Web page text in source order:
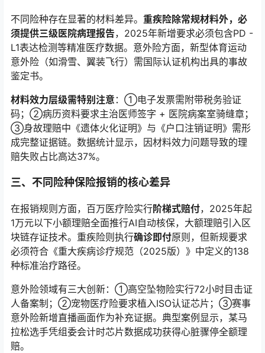
不同险种存在显著的材料差异。 重疾险除常规材料外，必
须提供三级医院病理报告，2025年新增要求必须包含PD -
L1表达检测等精准医疗数据。意外险方面，新型体育运动
意外险（如滑雪、翼装飞行）需国际认证机构出具的事故
鉴定书。
材料效力层级需特别注意 ：①电子发票需附带税务验证
码；②病历资料要求主治医师签字 + 医院病案室骑缝章；
③身故理赔中《遗体火化证明》与《户口注销证明》需形
成完整证据链。数据统计显示，因材料效力问题导致的理
赔失败占比高达37%。
三、不同险种保险报销的核心差异
在报销规则方面，百万医疗险实行阶梯式赔付，2025年起
1万元以下小额理赔全面推行AI自动核保，大额理赔引入区
块链存证技术。重疾险则执行确诊即付原则，但新规要求
必须符合《重大疾病诊疗规范（2025版）》中定义的138
种标准治疗路径。
意外险领域有三大创新：①高空坠物险实行72小时目击证
人备案制；②宠物医疗险要求植入ISO认证芯片；③赛事
意外险新增直播画面作为补充证据。典型案例显示，某马
拉松选手凭组委会计时芯片数据成功获得心脏骤停全额理
赔。